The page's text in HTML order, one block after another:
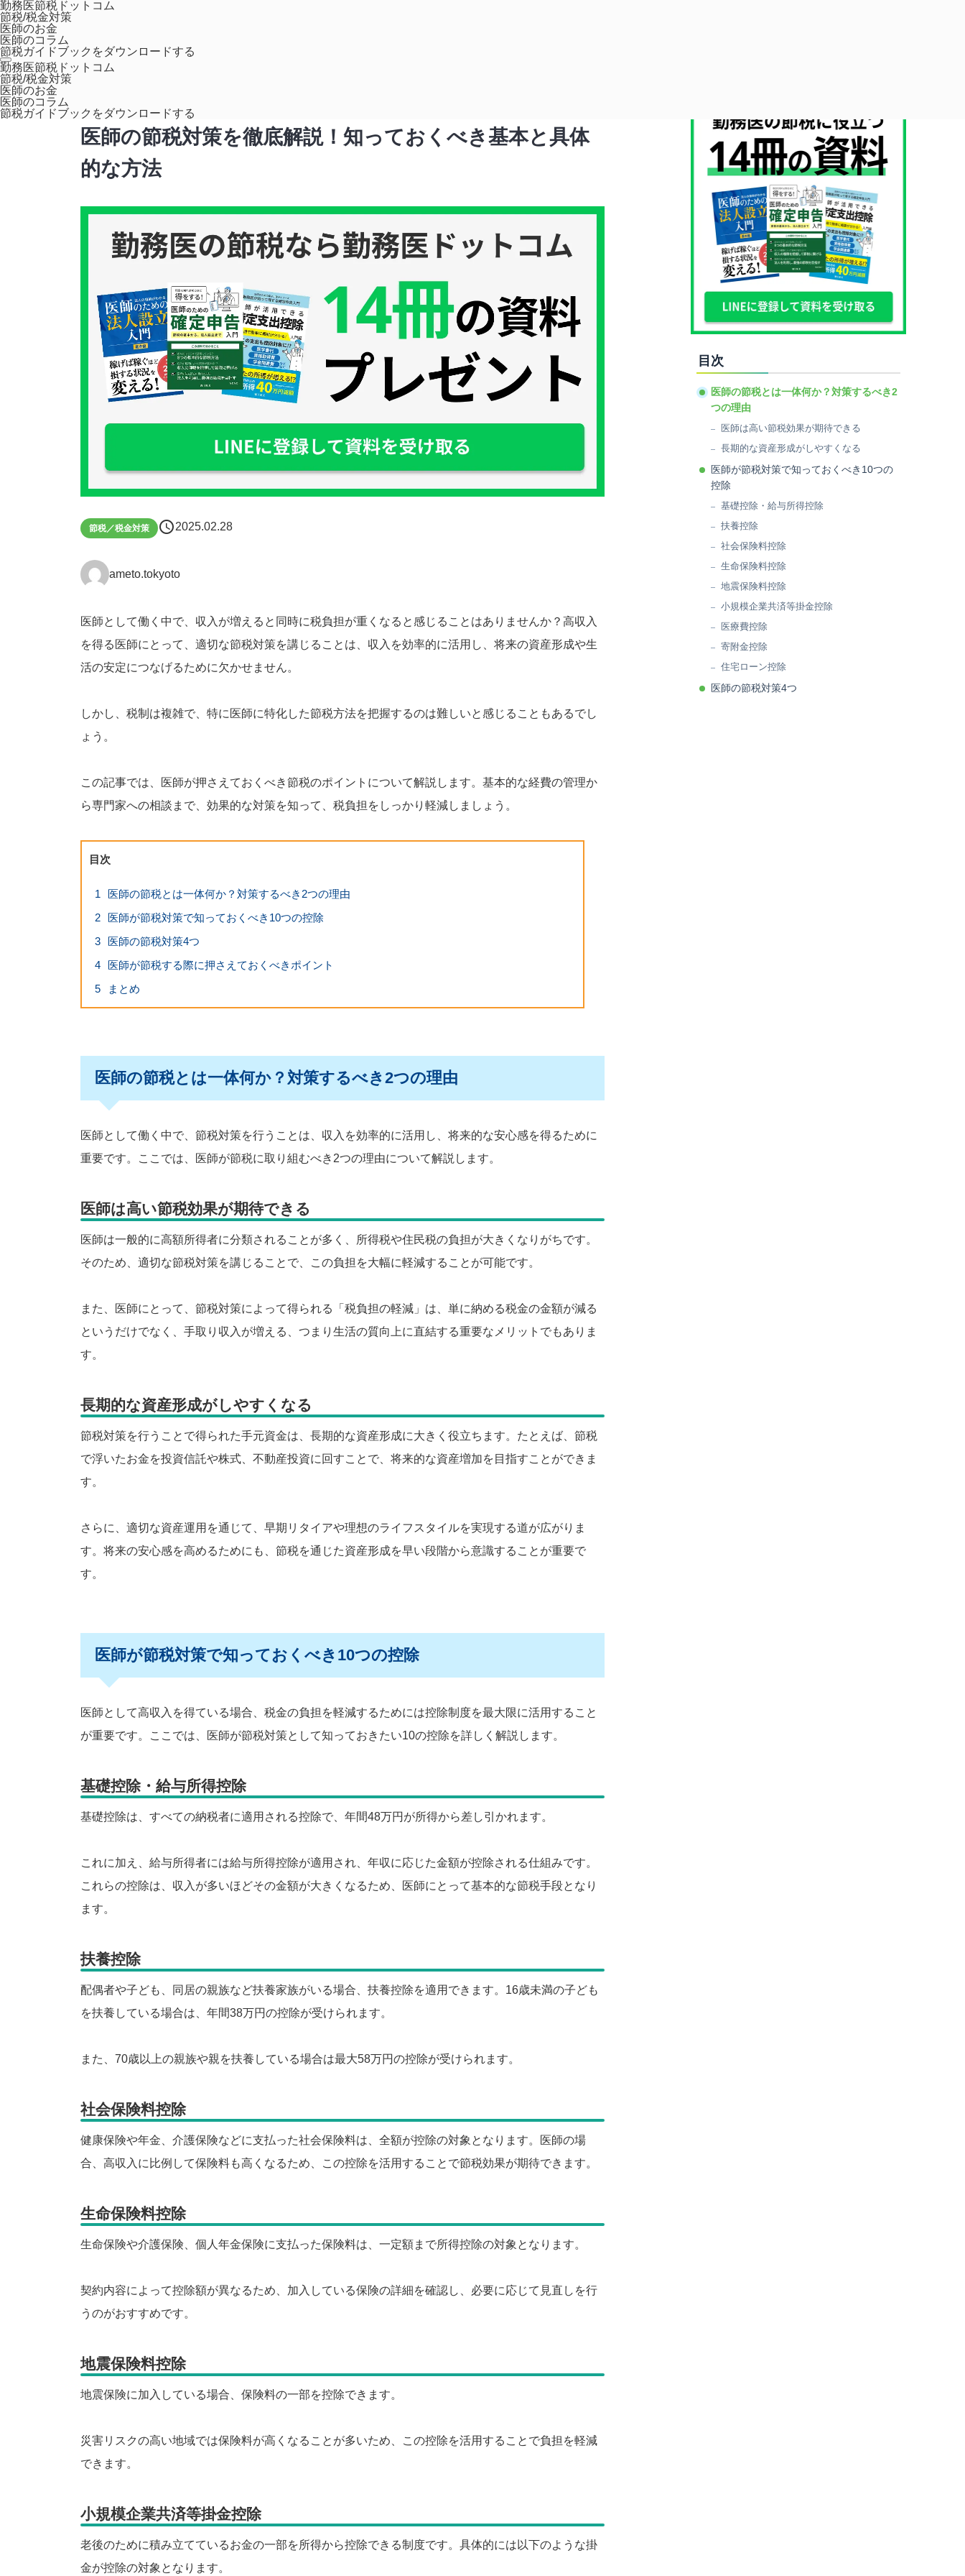
勤務医節税ドットコム
節税/税金対策
医師のお金
医師のコラム
節税ガイドブックをダウンロードする
勤務医節税ドットコム
節税/税金対策
医師のお金
医師のコラム
節税ガイドブックをダウンロードする
ホーム 節税／税金対策
医師の節税対策を徹底解説！知っておくべき基本と具体
的な方法
節税／税金対策 schedule2025.02.28
ameto.tokyoto
医師として働く中で、収入が増えると同時に税負担が重くなると感じることはありませんか？高収入
を得る医師にとって、適切な節税対策を講じることは、収入を効率的に活用し、将来の資産形成や生
活の安定につなげるために欠かせません。
しかし、税制は複雑で、特に医師に特化した節税方法を把握するのは難しいと感じることもあるでし
ょう。
この記事では、医師が押さえておくべき節税のポイントについて解説します。基本的な経費の管理か
ら専門家への相談まで、効果的な対策を知って、税負担をしっかり軽減しましょう。
目次
1
医師の節税とは一体何か？対策するべき2つの理由
2
医師が節税対策で知っておくべき10つの控除
3
医師の節税対策4つ
4
医師が節税する際に押さえておくべきポイント
5
まとめ
医師の節税とは一体何か？対策するべき2つの理由
医師として働く中で、節税対策を行うことは、収入を効率的に活用し、将来的な安心感を得るために
重要です。ここでは、医師が節税に取り組むべき2つの理由について解説します。
医師は高い節税効果が期待できる
医師は一般的に高額所得者に分類されることが多く、所得税や住民税の負担が大きくなりがちです。
そのため、適切な節税対策を講じることで、この負担を大幅に軽減することが可能です。
また、医師にとって、節税対策によって得られる「税負担の軽減」は、単に納める税金の金額が減る
というだけでなく、手取り収入が増える、つまり生活の質向上に直結する重要なメリットでもありま
す。
長期的な資産形成がしやすくなる
節税対策を行うことで得られた手元資金は、長期的な資産形成に大きく役立ちます。たとえば、節税
で浮いたお金を投資信託や株式、不動産投資に回すことで、将来的な資産増加を目指すことができま
す。
さらに、適切な資産運用を通じて、早期リタイアや理想のライフスタイルを実現する道が広がりま
す。将来の安心感を高めるためにも、節税を通じた資産形成を早い段階から意識することが重要で
す。
医師が節税対策で知っておくべき10つの控除
医師として高収入を得ている場合、税金の負担を軽減するためには控除制度を最大限に活用すること
が重要です。ここでは、医師が節税対策として知っておきたい10の控除を詳しく解説します。
基礎控除・給与所得控除
基礎控除は、すべての納税者に適用される控除で、年間48万円が所得から差し引かれます。
これに加え、給与所得者には給与所得控除が適用され、年収に応じた金額が控除される仕組みです。
これらの控除は、収入が多いほどその金額が大きくなるため、医師にとって基本的な節税手段となり
ます。
扶養控除
配偶者や子ども、同居の親族など扶養家族がいる場合、扶養控除を適用できます。16歳未満の子ども
を扶養している場合は、年間38万円の控除が受けられます。
また、70歳以上の親族や親を扶養している場合は最大58万円の控除が受けられます。
社会保険料控除
健康保険や年金、介護保険などに支払った社会保険料は、全額が控除の対象となります。医師の場
合、高収入に比例して保険料も高くなるため、この控除を活用することで節税効果が期待できます。
生命保険料控除
生命保険や介護保険、個人年金保険に支払った保険料は、一定額まで所得控除の対象となります。
契約内容によって控除額が異なるため、加入している保険の詳細を確認し、必要に応じて見直しを行
うのがおすすめです。
地震保険料控除
地震保険に加入している場合、保険料の一部を控除できます。
災害リスクの高い地域では保険料が高くなることが多いため、この控除を活用することで負担を軽減
できます。
小規模企業共済等掛金控除
老後のために積み立てているお金の一部を所得から控除できる制度です。具体的には以下のような掛
金が控除の対象となります。
目次
医師の節税とは一体何か？対策するべき2
つの理由
医師は高い節税効果が期待できる
長期的な資産形成がしやすくなる
医師が節税対策で知っておくべき10つの
控除
基礎控除・給与所得控除
扶養控除
社会保険料控除
生命保険料控除
地震保険料控除
小規模企業共済等掛金控除
医療費控除
寄附金控除
住宅ローン控除
医師の節税対策4つ